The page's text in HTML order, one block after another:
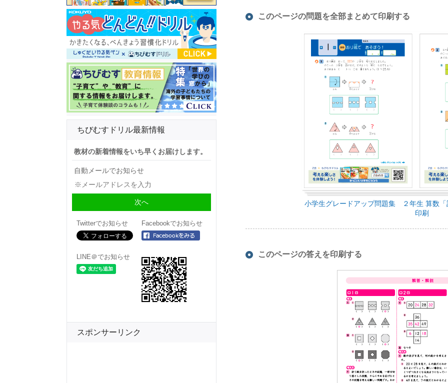
このページの問題を全部まとめて印刷する
小学生グレードアップ問題集 ２年生 算数
印刷
このページの答えを印刷する
ちびむすドリル最新情報
教材の新着情報をいち早くお届けします。
自動メールでお知らせ
Twitterでお知らせ Facebookでお知らせ
LINE＠でお知らせ
スポンサーリンク